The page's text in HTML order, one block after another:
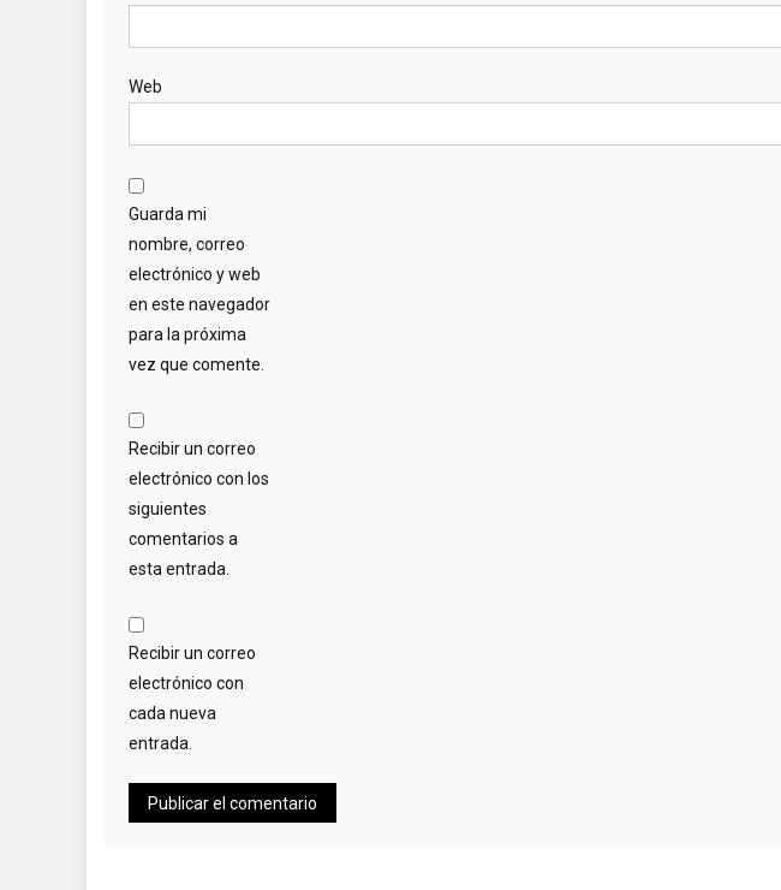
Web
Guarda mi
nombre, correo
electrónico y web
en este navegador
para la próxima
vez que comente.
Recibir un correo
electrónico con los
siguientes
comentarios a
esta entrada.
Recibir un correo
electrónico con
cada nueva
entrada.